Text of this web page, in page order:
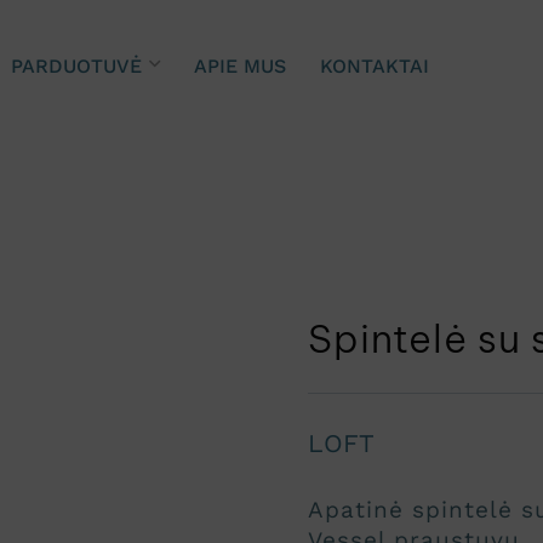
PARDUOTUVĖ APIE MUS KONTAKTAI
Spintelė su
LOFT
Apatinė spintelė